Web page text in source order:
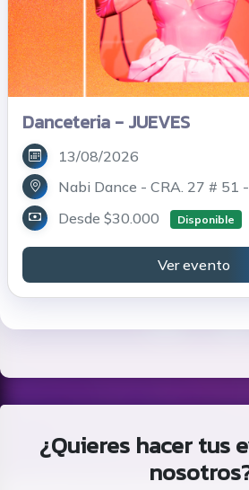
Danceteria - JUEVES
13/08/2026
Nabi Dance - CRA. 27 # 51
Desde $30.000
Disponible
Ver evento
¿Quieres hacer tus